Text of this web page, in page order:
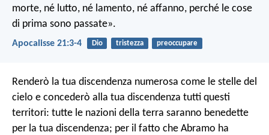
morte, né lutto, né lamento, né affanno, perché le cose
di prima sono passate».
Apocalisse 21:3-4 Dio tristezza preoccupare
Renderò la tua discendenza numerosa come le stelle del
cielo e concederò alla tua discendenza tutti questi
territori: tutte le nazioni della terra saranno benedette
per la tua discendenza; per il fatto che Abramo ha